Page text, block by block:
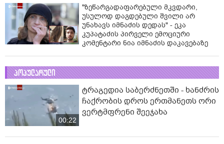
"ზეწარგადაფარებული მკვდარი,
უსულოდ დაგდებული შვილი არ
უნახავს იმნაძის დედას" - ეკა
კუპატაძის პირველი ემოციური
კომენტარი ნია იმნაძის დაკავებაზე
პოპულარული
00:22
ტრაგედია საბერძნეთში - ხანძრის
ჩაქრობის დროს ერთმანეთს ორი
ვერტმფრენი შეეჯახა